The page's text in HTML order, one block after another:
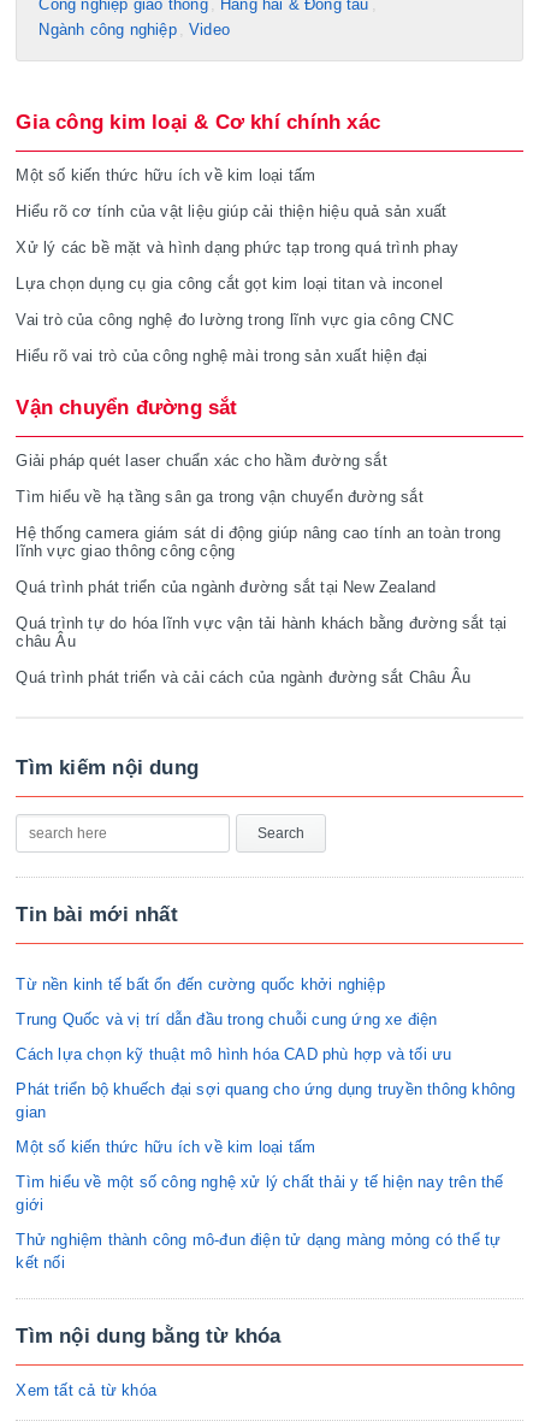
Công nghiệp giao thông
Hàng hải & Đóng tàu
Ngành công nghiệp
Video
Gia công kim loại & Cơ khí chính xác
Một số kiến thức hữu ích về kim loại tấm
Hiểu rõ cơ tính của vật liệu giúp cải thiện hiệu quả sản xuất
Xử lý các bề mặt và hình dạng phức tạp trong quá trình phay
Lựa chọn dụng cụ gia công cắt gọt kim loại titan và inconel
Vai trò của công nghệ đo lường trong lĩnh vực gia công CNC
Hiểu rõ vai trò của công nghệ mài trong sản xuất hiện đại
Vận chuyển đường sắt
Giải pháp quét laser chuẩn xác cho hầm đường sắt
Tìm hiểu về hạ tầng sân ga trong vận chuyển đường sắt
Hệ thống camera giám sát di động giúp nâng cao tính an toàn trong
lĩnh vực giao thông công cộng
Quá trình phát triển của ngành đường sắt tại New Zealand
Quá trình tự do hóa lĩnh vực vận tải hành khách bằng đường sắt tại
châu Âu
Quá trình phát triển và cải cách của ngành đường sắt Châu Âu
Tìm kiếm nội dung
Tin bài mới nhất
Từ nền kinh tế bất ổn đến cường quốc khởi nghiệp
Trung Quốc và vị trí dẫn đầu trong chuỗi cung ứng xe điện
Cách lựa chọn kỹ thuật mô hình hóa CAD phù hợp và tối ưu
Phát triển bộ khuếch đại sợi quang cho ứng dụng truyền thông không
gian
Một số kiến thức hữu ích về kim loại tấm
Tìm hiểu về một số công nghệ xử lý chất thải y tế hiện nay trên thế
giới
Thử nghiệm thành công mô-đun điện tử dạng màng mỏng có thể tự
kết nối
Tìm nội dung bằng từ khóa
Xem tất cả từ khóa